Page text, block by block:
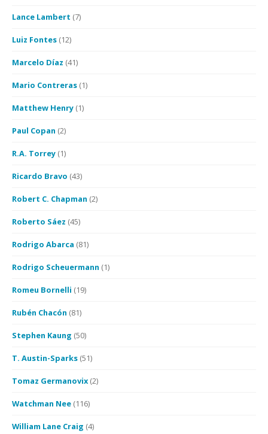
Lance Lambert (7)
Luiz Fontes (12)
Marcelo Díaz (41)
Mario Contreras (1)
Matthew Henry (1)
Paul Copan (2)
R.A. Torrey (1)
Ricardo Bravo (43)
Robert C. Chapman (2)
Roberto Sáez (45)
Rodrigo Abarca (81)
Rodrigo Scheuermann (1)
Romeu Bornelli (19)
Rubén Chacón (81)
Stephen Kaung (50)
T. Austin-Sparks (51)
Tomaz Germanovix (2)
Watchman Nee (116)
William Lane Craig (4)